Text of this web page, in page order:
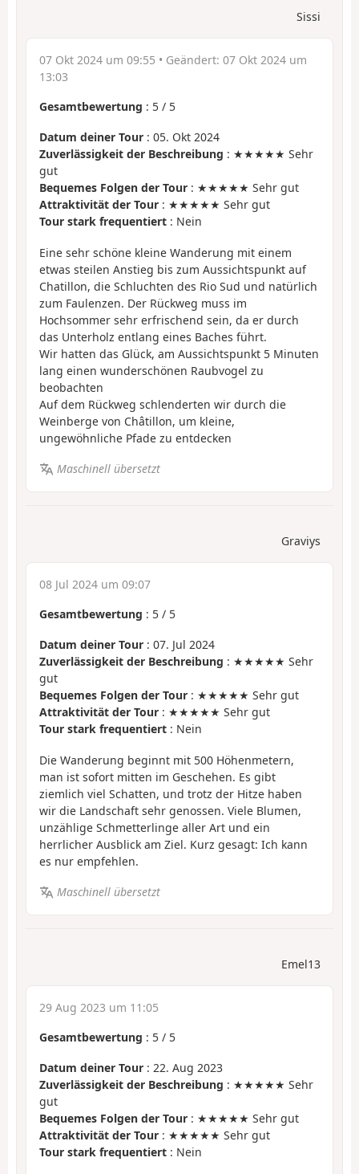
Sissi
07 Okt 2024 um 09:55 • Geändert: 07 Okt 2024 um
13:03
Gesamtbewertung : 5 / 5
Datum deiner Tour : 05. Okt 2024
Zuverlässigkeit der Beschreibung : ★★★★★ Sehr
gut
Bequemes Folgen der Tour : ★★★★★ Sehr gut
Attraktivität der Tour : ★★★★★ Sehr gut
Tour stark frequentiert : Nein
Eine sehr schöne kleine Wanderung mit einem
etwas steilen Anstieg bis zum Aussichtspunkt auf
Chatillon, die Schluchten des Rio Sud und natürlich
zum Faulenzen. Der Rückweg muss im
Hochsommer sehr erfrischend sein, da er durch
das Unterholz entlang eines Baches führt.
Wir hatten das Glück, am Aussichtspunkt 5 Minuten
lang einen wunderschönen Raubvogel zu
beobachten
Auf dem Rückweg schlenderten wir durch die
Weinberge von Châtillon, um kleine,
ungewöhnliche Pfade zu entdecken
Maschinell übersetzt
Graviys
08 Jul 2024 um 09:07
Gesamtbewertung : 5 / 5
Datum deiner Tour : 07. Jul 2024
Zuverlässigkeit der Beschreibung : ★★★★★ Sehr
gut
Bequemes Folgen der Tour : ★★★★★ Sehr gut
Attraktivität der Tour : ★★★★★ Sehr gut
Tour stark frequentiert : Nein
Die Wanderung beginnt mit 500 Höhenmetern,
man ist sofort mitten im Geschehen. Es gibt
ziemlich viel Schatten, und trotz der Hitze haben
wir die Landschaft sehr genossen. Viele Blumen,
unzählige Schmetterlinge aller Art und ein
herrlicher Ausblick am Ziel. Kurz gesagt: Ich kann
es nur empfehlen.
Maschinell übersetzt
Emel13
29 Aug 2023 um 11:05
Gesamtbewertung : 5 / 5
Datum deiner Tour : 22. Aug 2023
Zuverlässigkeit der Beschreibung : ★★★★★ Sehr
gut
Bequemes Folgen der Tour : ★★★★★ Sehr gut
Attraktivität der Tour : ★★★★★ Sehr gut
Tour stark frequentiert : Nein